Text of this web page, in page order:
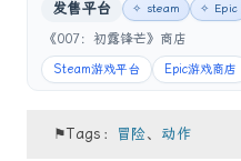
发售平台 ✧ steam ✧ Epic
《007：初露锋芒》商店
Steam游戏平台 Epic游戏商店
⚑Tags： 冒险、 动作